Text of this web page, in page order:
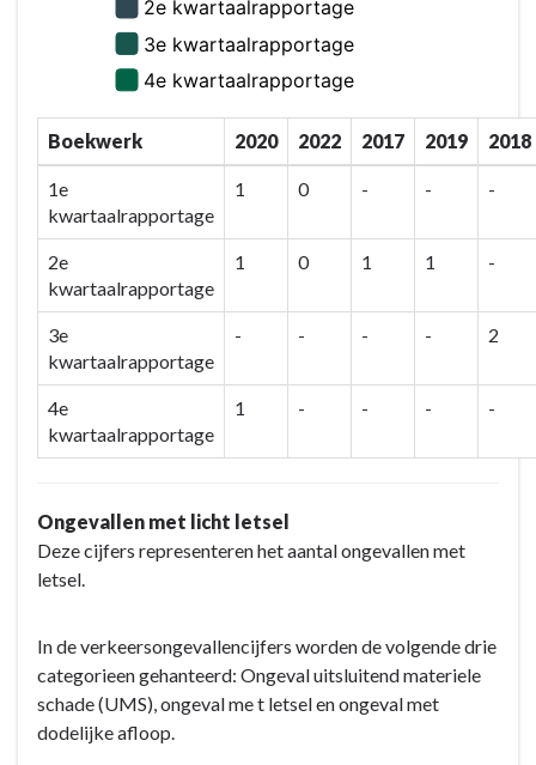
Boekwerk 2020 2022 2017 2019 2018
1e
kwartaalrapportage
1 0 - - -
2e
kwartaalrapportage
1 0 1 1 -
3e
kwartaalrapportage
- - - - 2
4e
kwartaalrapportage
1 - - - -
Ongevallen met licht letsel
Deze cijfers representeren het aantal ongevallen met
letsel.
In de verkeersongevallencijfers worden de volgende drie
categorieen gehanteerd: Ongeval uitsluitend materiele
schade (UMS), ongeval me t letsel en ongeval met
dodelijke afloop.